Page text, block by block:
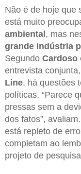
Não é de hoje que
está muito
ambiental, mas
grande indústria
Segundo Cardoso
entrevista
Line, há questões
políticas. “Parece
pressas sem a
dos fatos”,
está repleto de
completam ao
projeto de